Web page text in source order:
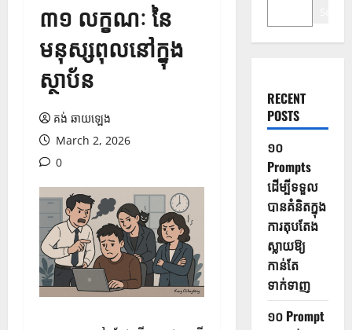
៣១ លក្ខណៈ នៃ
មនុស្សពុលនៅក្នុង
ស្ថាប័ន
គង់ ឆាយឡេង
March 2, 2026
0
RECENT
POSTS
១០
Prompts
ដើម្បីទទួល
បានគំនិតក្នុង
ការតុបតែង
ស្លាយឱ្យ
កាន់តែ
ទាក់ទាញ
១០ Prompt